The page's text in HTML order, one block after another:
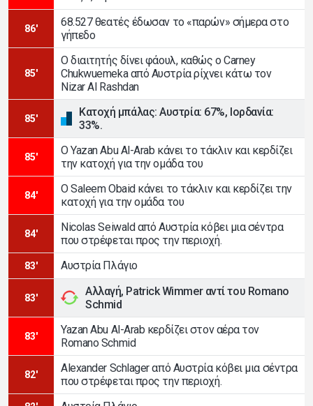
86'
68.527 θεατές έδωσαν το «παρών» σήμερα στο
γήπεδο
85'
Ο διαιτητής δίνει φάουλ, καθώς ο Carney
Chukwuemeka από Αυστρία ρίχνει κάτω τον
Nizar Al Rashdan
85'
Κατοχή μπάλας: Αυστρία: 67%, Ιορδανία:
33%.
85'
Ο Yazan Abu Al-Arab κάνει το τάκλιν και κερδίζει
την κατοχή για την ομάδα του
84'
Ο Saleem Obaid κάνει το τάκλιν και κερδίζει την
κατοχή για την ομάδα του
84'
Nicolas Seiwald από Αυστρία κόβει μια σέντρα
που στρέφεται προς την περιοχή.
83' Αυστρία Πλάγιο
83'
Αλλαγή, Patrick Wimmer αντί του Romano
Schmid
83'
Yazan Abu Al-Arab κερδίζει στον αέρα τον
Romano Schmid
82'
Alexander Schlager από Αυστρία κόβει μια σέντρα
που στρέφεται προς την περιοχή.